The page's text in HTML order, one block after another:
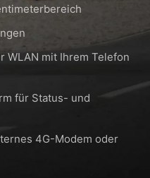
WLAN mit Ihrem Telefon
für Status- und
4G-Modem oder